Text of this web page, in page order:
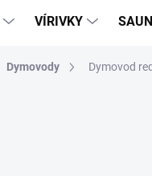
VÍRIVKY
Dymovody Dymovod